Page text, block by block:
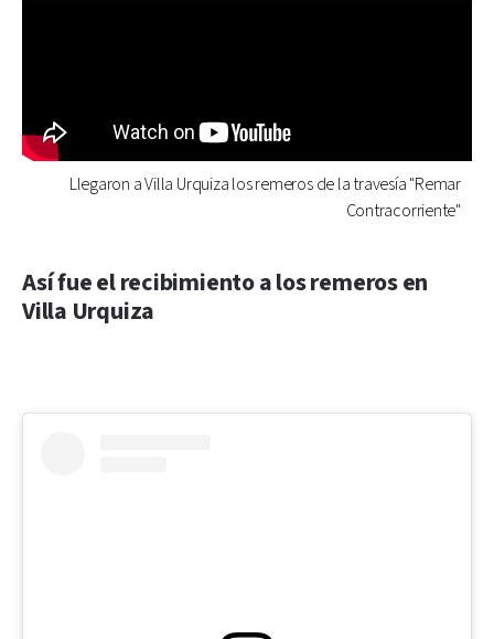
Llegaron a Villa Urquiza los remeros de la travesía "Remar
Contracorriente"
Así fue el recibimiento a los remeros en
Villa Urquiza